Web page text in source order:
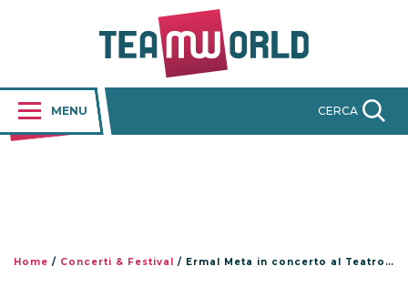
MENU CERCA
Home / Concerti & Festival / Ermal Meta in concerto al Teatro Antico di Taormina, 5 settembre